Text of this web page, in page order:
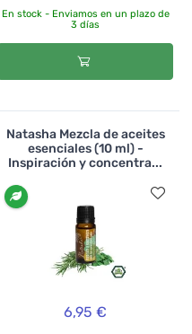
En stock - Enviamos en un plazo de
3 días
Natasha Mezcla de aceites
esenciales (10 ml) -
Inspiración y concentra...
6,95 €